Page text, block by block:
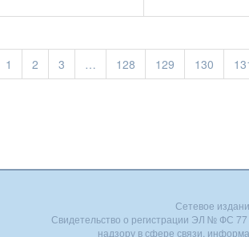
1 2 3 … 128 129 130
Сетевое
Свидетельство о регистрации ЭЛ № ФС
надзору в сфере связи,